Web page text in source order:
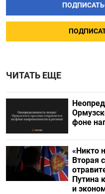
ЧИТАТЬ ЕЩЕ
фоне
«Никто
Вторая
Путина
и